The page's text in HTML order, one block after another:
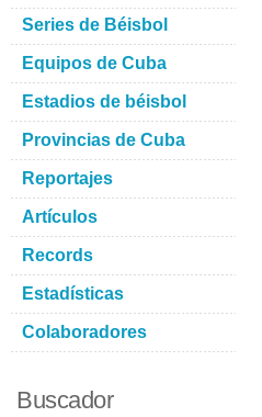
Series de Béisbol
Equipos de Cuba
Estadios de béisbol
Provincias de Cuba
Reportajes
Artículos
Records
Estadísticas
Colaboradores
Buscador